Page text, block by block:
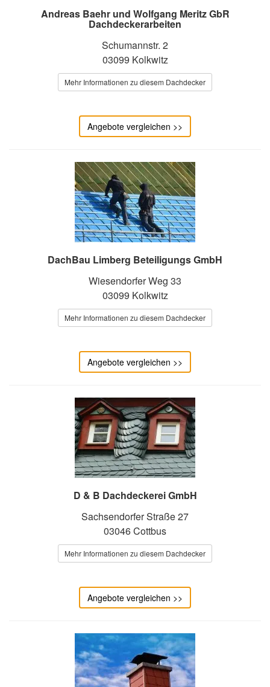
Andreas Baehr und Wolfgang Meritz GbR
Dachdeckerarbeiten
Schumannstr. 2
03099 Kolkwitz
Mehr Informationen zu diesem Dachdecker
Angebote vergleichen >>
DachBau Limberg Beteiligungs GmbH
Wiesendorfer Weg 33
03099 Kolkwitz
Mehr Informationen zu diesem Dachdecker
Angebote vergleichen >>
D & B Dachdeckerei GmbH
Sachsendorfer Straße 27
03046 Cottbus
Mehr Informationen zu diesem Dachdecker
Angebote vergleichen >>